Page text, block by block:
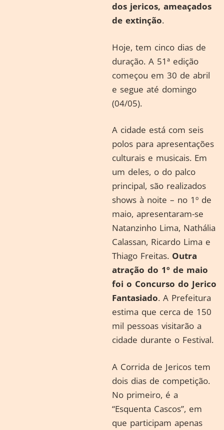
dos jericos, ameaçados
de extinção.
Hoje, tem cinco dias de
duração. A 51ª edição
começou em 30 de abril
e segue até domingo
(04/05).
A cidade está com seis
polos para apresentações
culturais e musicais. Em
um deles, o do palco
principal, são realizados
shows à noite – no 1º de
maio, apresentaram-se
Natanzinho Lima, Nathália
Calassan, Ricardo Lima e
Thiago Freitas. Outra
atração do 1º de maio
foi o Concurso do Jerico
Fantasiado. A Prefeitura
estima que cerca de 150
mil pessoas visitarão a
cidade durante o Festival.
A Corrida de Jericos tem
dois dias de competição.
No primeiro, é a
“Esquenta Cascos”, em
que participam apenas